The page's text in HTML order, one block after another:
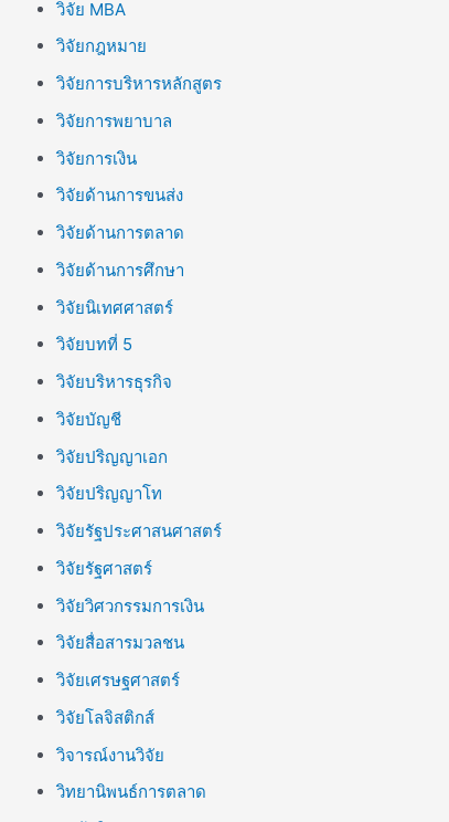
วิจัย MBA
วิจัยกฎหมาย
วิจัยการบริหารหลักสูตร
วิจัยการพยาบาล
วิจัยการเงิน
วิจัยด้านการขนส่ง
วิจัยด้านการตลาด
วิจัยด้านการศึกษา
วิจัยนิเทศศาสตร์
วิจัยบทที่ 5
วิจัยบริหารธุรกิจ
วิจัยบัญชี
วิจัยปริญญาเอก
วิจัยปริญญาโท
วิจัยรัฐประศาสนศาสตร์
วิจัยรัฐศาสตร์
วิจัยวิศวกรรมการเงิน
วิจัยสื่อสารมวลชน
วิจัยเศรษฐศาสตร์
วิจัยโลจิสติกส์
วิจารณ์งานวิจัย
วิทยานิพนธ์การตลาด